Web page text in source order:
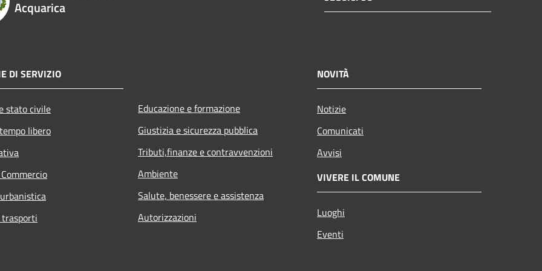
Acquarica
DI SERVIZIO
stato civile
libero
Educazione e formazione
Giustizia e sicurezza pubblica
Tributi,finanze e contravvenzioni
Ambiente
Salute, benessere e assistenza
Autorizzazioni
NOVITÀ
Notizie
Comunicati
Avvisi
VIVERE IL COMUNE
Luoghi
Eventi